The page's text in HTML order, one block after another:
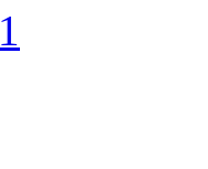
1